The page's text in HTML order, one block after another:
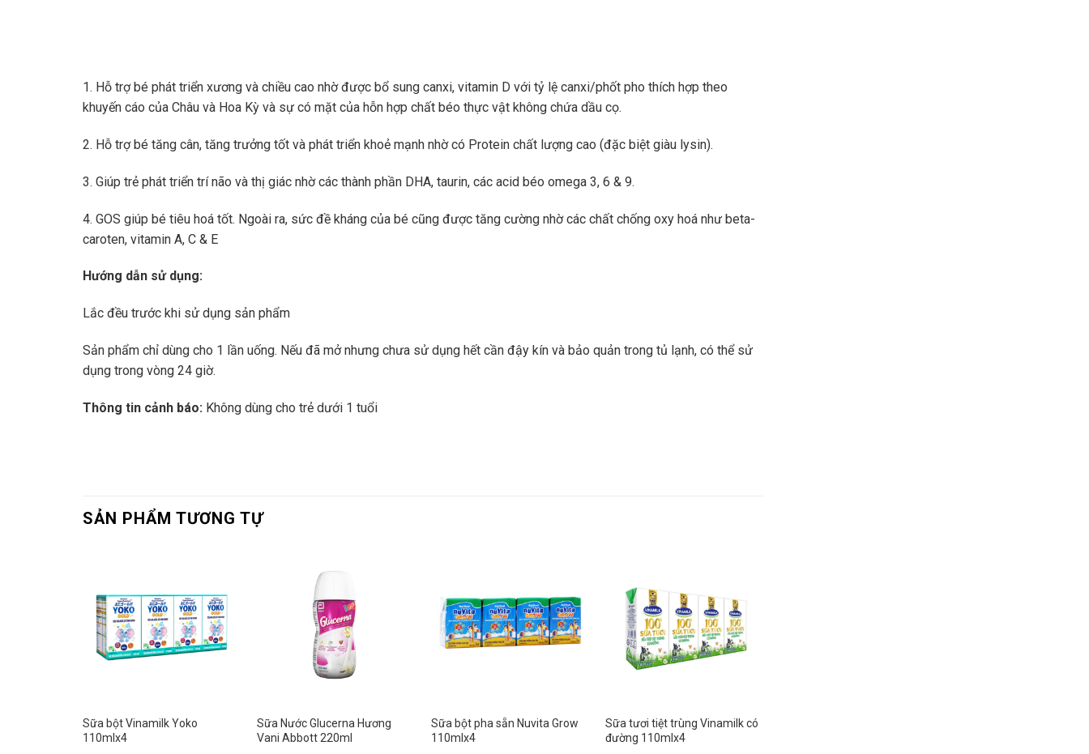
1. Hỗ trợ bé phát triển xương và chiều cao nhờ được bổ sung canxi, vitamin D với tỷ lệ canxi/phốt pho thích hợp theo
khuyến cáo của Châu và Hoa Kỳ và sự có mặt của hỗn hợp chất béo thực vật không chứa dầu cọ.
2. Hỗ trợ bé tăng cân, tăng trưởng tốt và phát triển khoẻ mạnh nhờ có Protein chất lượng cao (đặc biệt giàu lysin).
3. Giúp trẻ phát triển trí não và thị giác nhờ các thành phần DHA, taurin, các acid béo omega 3, 6 & 9.
4. GOS giúp bé tiêu hoá tốt. Ngoài ra, sức đề kháng của bé cũng được tăng cường nhờ các chất chống oxy hoá như beta-
caroten, vitamin A, C & E
Hướng dẫn sử dụng:
Lắc đều trước khi sử dụng sản phẩm
Sản phẩm chỉ dùng cho 1 lần uống. Nếu đã mở nhưng chưa sử dụng hết cần đậy kín và bảo quản trong tủ lạnh, có thể sử
dụng trong vòng 24 giờ.
Thông tin cảnh báo: Không dùng cho trẻ dưới 1 tuổi
SẢN PHẨM TƯƠNG TỰ
Sữa bột Vinamilk Yoko
110mlx4
Sữa Nước Glucerna Hương
Vani Abbott 220ml
Sữa bột pha sẵn Nuvita Grow
110mlx4
Sữa tươi tiệt trùng Vinamilk có
đường 110mlx4